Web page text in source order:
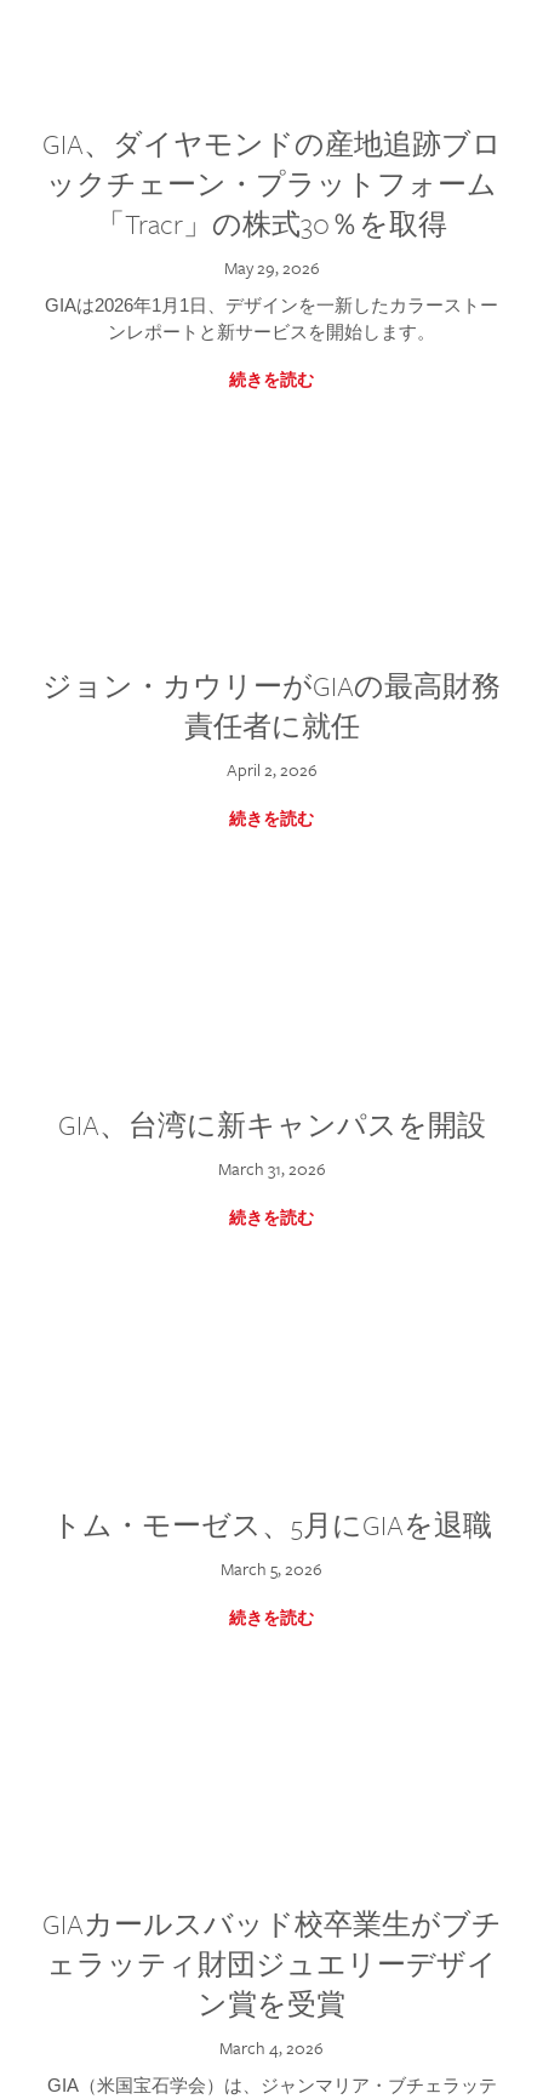
GIA、ダイヤモンドの産地追跡ブロ
ックチェーン・プラットフォーム
「Tracr」の株式30％を取得
May 29, 2026
GIAは2026年1月1日、デザインを一新したカラーストー
ンレポートと新サービスを開始します。
続きを読む
ジョン・カウリーがGIAの最高財務
責任者に就任
April 2, 2026
続きを読む
GIA、台湾に新キャンパスを開設
March 31, 2026
続きを読む
トム・モーゼス、5月にGIAを退職
March 5, 2026
続きを読む
GIAカールスバッド校卒業生がブチ
ェラッティ財団ジュエリーデザイ
ン賞を受賞
March 4, 2026
GIA（米国宝石学会）は、ジャンマリア・ブチェラッテ